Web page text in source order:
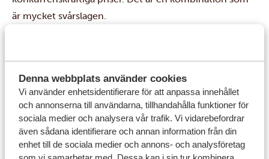
Denna webbplats använder cookies
Vi använder enhetsidentifierare för att anpassa innehållet
och annonserna till användarna, tillhandahålla funktioner för
sociala medier och analysera vår trafik. Vi vidarebefordrar
även sådana identifierare och annan information från din
enhet till de sociala medier och annons- och analysföretag
som vi samarbetar med. Dessa kan i sin tur kombinera
är mycket svårslagen.
utsikt under dina game drives.
Ingen begränsning i körsträcka
Till skillnad från
många andra safariarrangörer erbjuder vi dig safaris
med obegränsad körsträcka. Det innebär att vi kan ta
dig till unika och avlägsna platser dit andra arrangörer